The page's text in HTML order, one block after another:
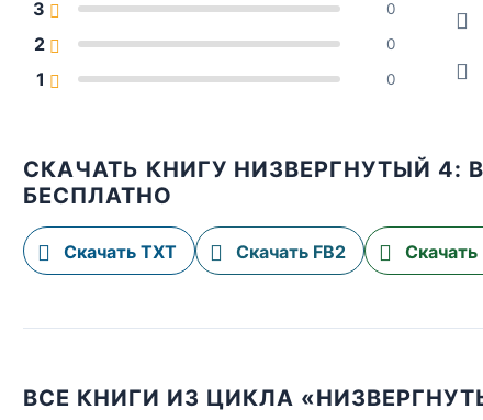
3 0
2 0
1 0
СКАЧАТЬ КНИГУ НИЗВЕРГНУТЫЙ 4:
БЕСПЛАТНО
Скачать TXT Скачать FB2 Скачать
ВСЕ КНИГИ ИЗ ЦИКЛА